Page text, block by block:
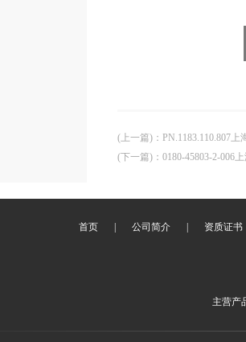
(上一篇) ： PN.1183.110.807
(下一篇) ： 0180-45803-2-006
首页 公司简介 资质证书
主营产